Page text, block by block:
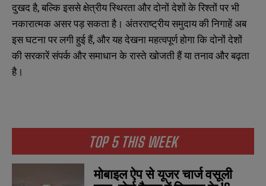
TOP 5 THIS WEEK
मोबाइल ऐप से यूजर चार्ज वसूली
दुखद है, बल्कि इससे क्षेत्रीय स्थिरता और दोनों देशों के रिश्तों पर भी
नकारात्मक असर पड़ सकता है। अंतरराष्ट्रीय समुदाय की निगाहें अब
इस घटना पर लगी हुई हैं, और यह देखना महत्वपूर्ण होगा कि दोनों देशों
की सरकारें संपर्क और समाधान के रास्ते खोजती हैं या तनाव और बढ़ता
है।